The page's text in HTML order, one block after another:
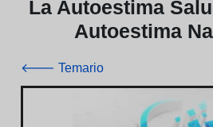
La Autoestima
Autoestima
🡐 Temario